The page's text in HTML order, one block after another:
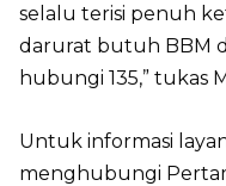
selalu terisi penuh
darurat butuh BBM
hubungi 135,” tukas
Untuk informasi
menghubungi